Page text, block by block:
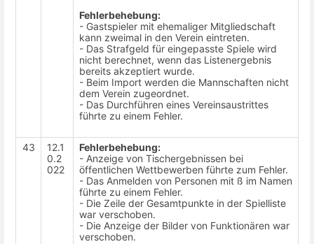
Fehlerbehebung:
- Gastspieler mit ehemaliger Mitgliedschaft
kann zweimal in den Verein eintreten.
- Das Strafgeld für eingepasste Spiele wird
nicht berechnet, wenn das Listenergebnis
bereits akzeptiert wurde.
- Beim Import werden die Mannschaften nicht
dem Verein zugeordnet.
- Das Durchführen eines Vereinsaustrittes
führte zu einem Fehler.
43
12.1
0.2
022
Fehlerbehebung:
- Anzeige von Tischergebnissen bei
öffentlichen Wettbewerben führte zum Fehler.
- Das Anmelden von Personen mit ß im Namen
führte zu einem Fehler.
- Die Zeile der Gesamtpunkte in der Spielliste
war verschoben.
- Die Anzeige der Bilder von Funktionären war
verschoben.